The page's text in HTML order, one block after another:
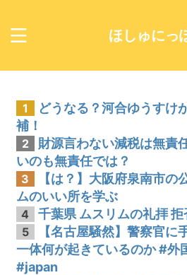
ほしゅにっ
1
どうなる？河合ゆうすけ
補！
2
財源言わない減税は無責
いのも無責任では？
3
【は？】大阪府泉南市の
ムのいい所を学ぶ
4 千葉県 ムスリムの礼拝 拒
5
【名古屋騒然】警察官
一体何が起きているのか #外
#japan